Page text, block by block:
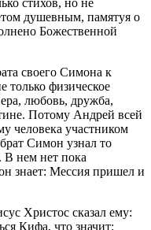
душевным, памятуя о
Божественной
своего Симона к
только физическое
любовь, дружба,
Потому Андрей всей
человека участником
Симон узнал то
В нем нет пока
знает: Мессия пришел и
Христос сказал ему:
Кифа, что значит: